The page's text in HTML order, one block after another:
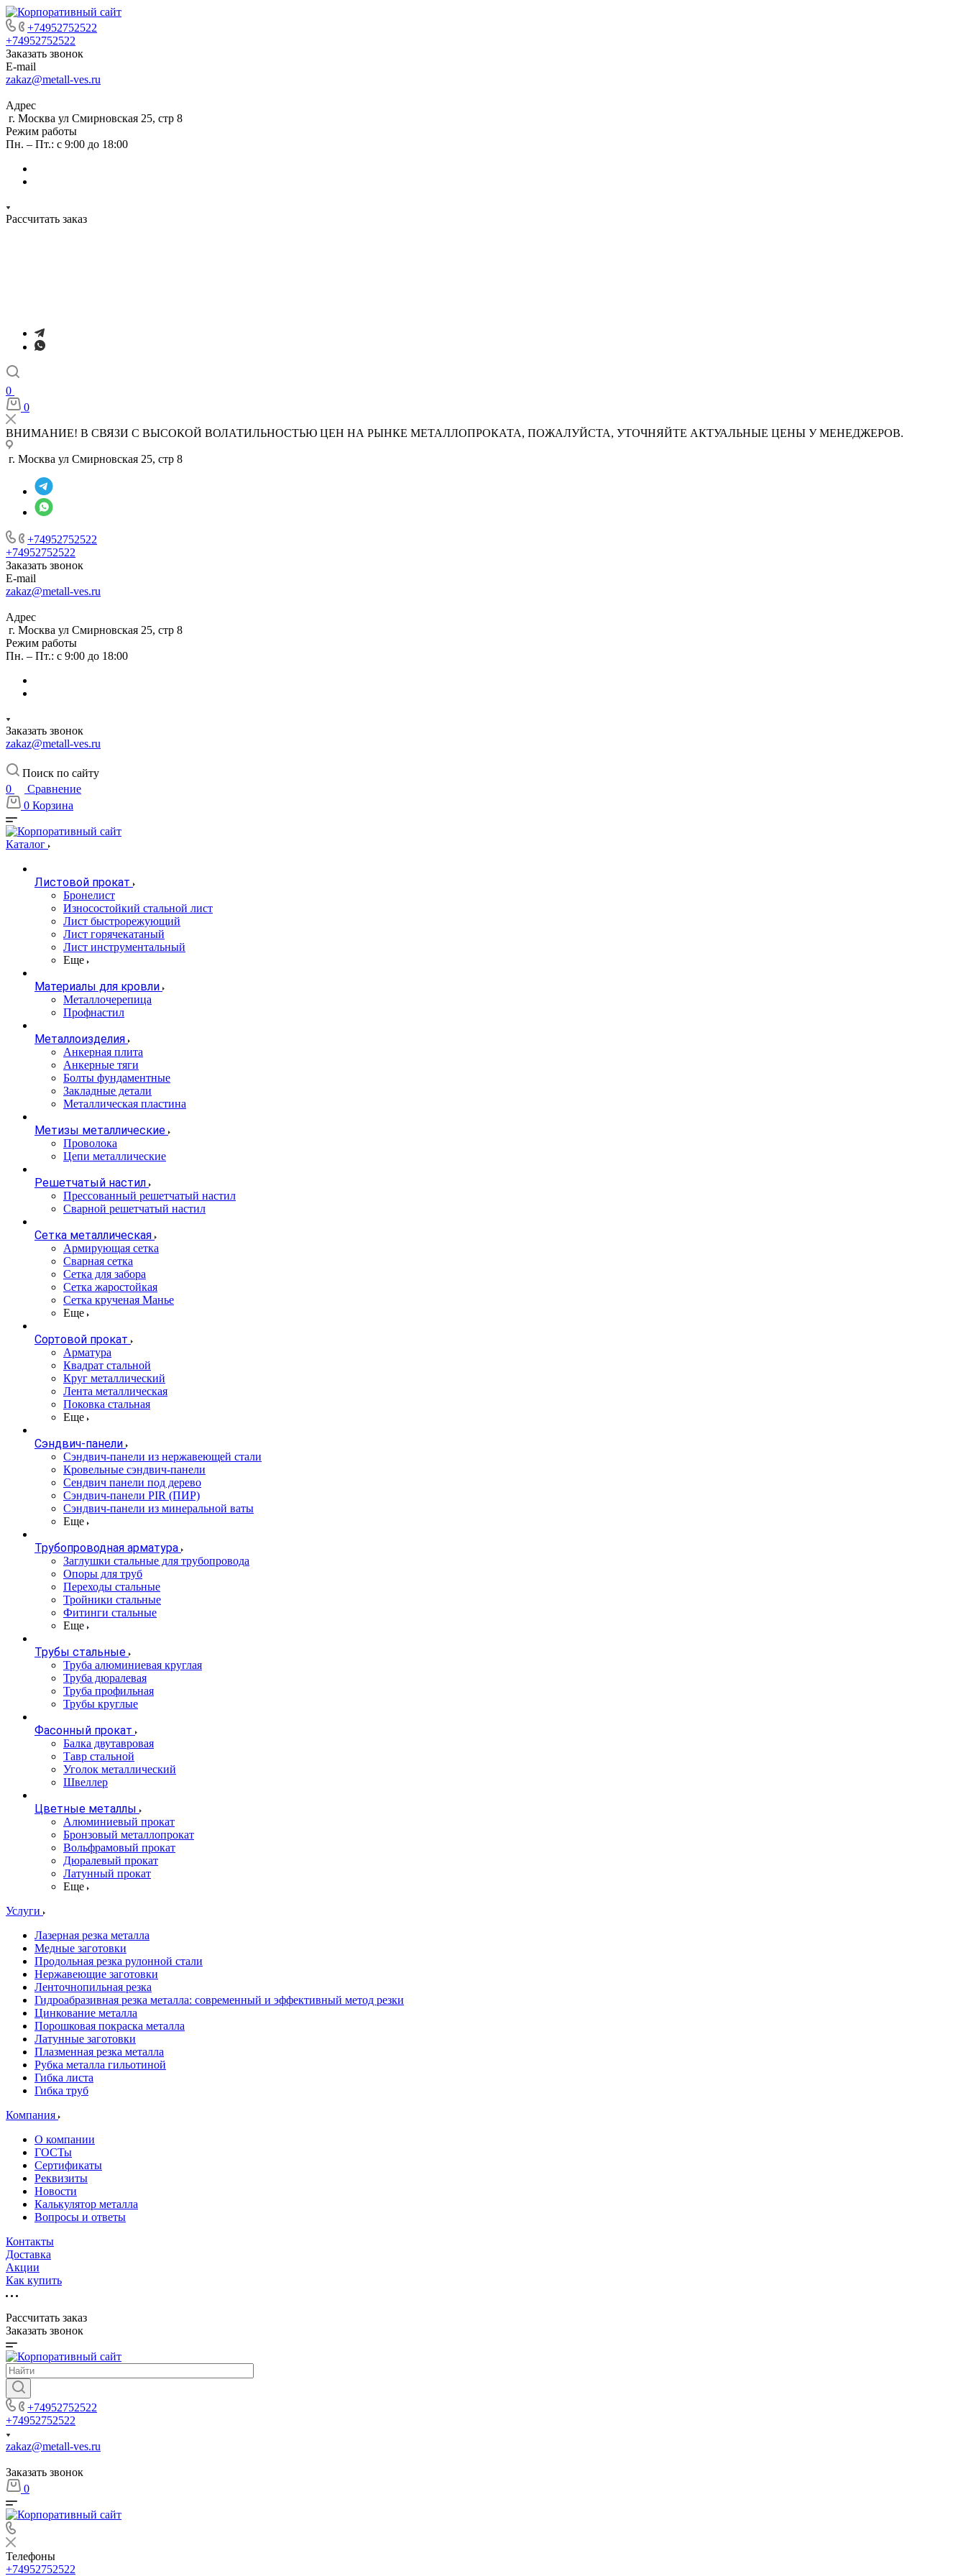
+74952752522
+74952752522
Заказать звонок
E-mail
zakaz@metall-ves.ru
Адрес
г. Москва ул Смирновская 25, стр 8
Режим работы
Пн. – Пт.: с 9:00 до 18:00
Рассчитать заказ
0
0
ВНИМАНИЕ! В СВЯЗИ С ВЫСОКОЙ ВОЛАТИЛЬНОСТЬЮ ЦЕН НА РЫНКЕ МЕТАЛЛОПРОКАТА, ПОЖАЛУЙСТА, УТОЧНЯЙТЕ АКТУАЛЬНЫЕ ЦЕНЫ У МЕНЕДЖЕРОВ.
г. Москва ул Смирновская 25, стр 8
+74952752522
+74952752522
Заказать звонок
E-mail
zakaz@metall-ves.ru
Адрес
г. Москва ул Смирновская 25, стр 8
Режим работы
Пн. – Пт.: с 9:00 до 18:00
Заказать звонок
zakaz@metall-ves.ru
Поиск по сайту
0
Сравнение
0 Корзина
Каталог
Листовой прокат
Бронелист
Износостойкий стальной лист
Лист быстрорежующий
Лист горячекатаный
Лист инструментальный
Еще
Материалы для кровли
Металлочерепица
Профнастил
Металлоизделия
Анкерная плита
Анкерные тяги
Болты фундаментные
Закладные детали
Металлическая пластина
Метизы металлические
Проволока
Цепи металлические
Решетчатый настил
Прессованный решетчатый настил
Сварной решетчатый настил
Сетка металлическая
Армирующая сетка
Сварная сетка
Сетка для забора
Сетка жаростойкая
Сетка крученая Манье
Еще
Сортовой прокат
Арматура
Квадрат стальной
Круг металлический
Лента металлическая
Поковка стальная
Еще
Сэндвич-панели
Cэндвич-панели из нержавеющей стали
Кровельные сэндвич-панели
Сендвич панели под дерево
Сэндвич-панели PIR (ПИР)
Сэндвич-панели из минеральной ваты
Еще
Трубопроводная арматура
Заглушки стальные для трубопровода
Опоры для труб
Переходы стальные
Тройники стальные
Фитинги стальные
Еще
Трубы стальные
Труба алюминиевая круглая
Труба дюралевая
Труба профильная
Трубы круглые
Фасонный прокат
Балка двутавровая
Тавр стальной
Уголок металлический
Швеллер
Цветные металлы
Алюминиевый прокат
Бронзовый металлопрокат
Вольфрамовый прокат
Дюралевый прокат
Латунный прокат
Еще
Услуги
Лазерная резка металла
Медные заготовки
Продольная резка рулонной стали
Нержавеющие заготовки
Ленточнопильная резка
Гидроабразивная резка металла: современный и эффективный метод резки
Цинкование металла
Порошковая покраска металла
Латунные заготовки
Плазменная резка металла
Рубка металла гильотиной
Гибка листа
Гибка труб
Компания
О компании
ГОСТы
Сертификаты
Реквизиты
Новости
Калькулятор металла
Вопросы и ответы
Контакты
Доставка
Акции
Как купить
Рассчитать заказ
Заказать звонок
+74952752522
+74952752522
zakaz@metall-ves.ru
Заказать звонок
0
Телефоны
+74952752522